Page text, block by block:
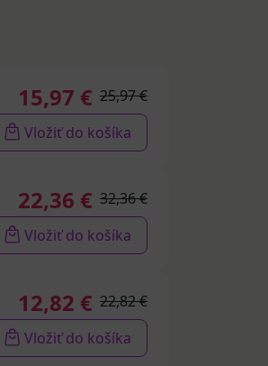
15,97 € 25,97 €
Vložiť do košíka
22,36 € 32,36 €
Vložiť do košíka
12,82 € 22,82 €
Vložiť do košíka